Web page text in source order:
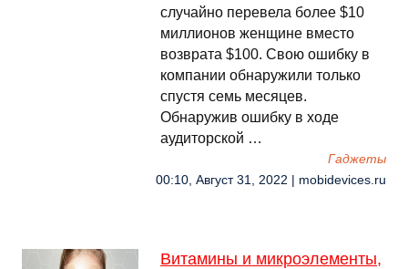
случайно перевела более $10
миллионов женщине вместо
возврата $100. Свою ошибку в
компании обнаружили только
спустя семь месяцев.
Обнаружив ошибку в ходе
аудиторской …
Гаджеты
00:10, Август 31, 2022 | mobidevices.ru
Витамины и микроэлементы,